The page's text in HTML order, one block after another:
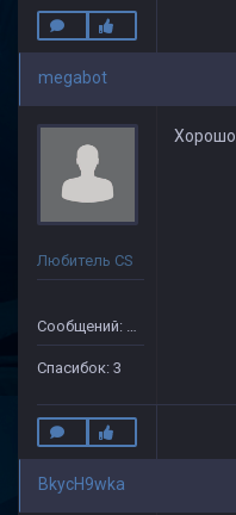
megabot
Любитель CS
Сообщений: 41
Спасибок: 3
Хорошо.
BkycH9wka